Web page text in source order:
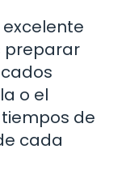
preparar
o el
de
cada